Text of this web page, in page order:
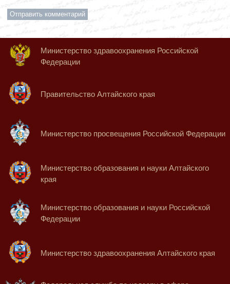
Министерство здравоохранения Российской
Федерации
Правительство Алтайского края
Министерство просвещения Российской Федерации
Министерство образования и науки Алтайского
края
Министерство образования и науки Российской
Федерации
Министерство здравоохранения Алтайского края